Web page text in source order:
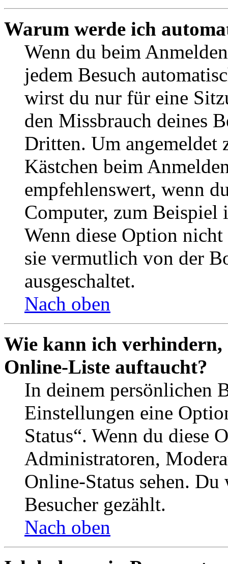
Warum werde ich
Wenn du beim
jedem Besuch
wirst du nur für eine
den Missbrauch deines
Dritten. Um angemeldet
Kästchen beim
empfehlenswert, wenn
Computer, zum Beispiel
Wenn diese Option
sie vermutlich von der
ausgeschaltet.
Nach oben
Wie kann ich verhindern,
Online-Liste auftaucht?
In deinem persönlichen
Einstellungen eine
Status“. Wenn du diese
Administratoren,
Online-Status sehen.
Besucher gezählt.
Nach oben